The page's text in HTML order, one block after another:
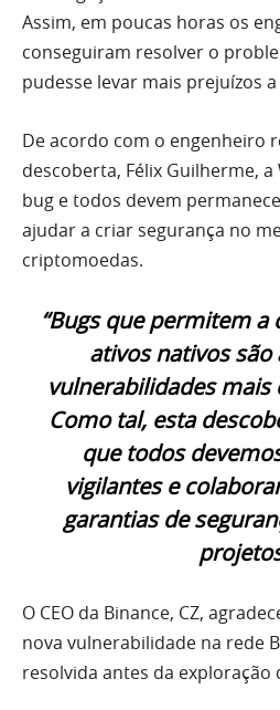
Assim, em poucas horas os
conseguiram resolver o
pudesse levar mais prejuízos
De acordo com o engenheiro
descoberta, Félix Guilherme, a
bug e todos devem
ajudar a criar segurança no
criptomoedas.
“Bugs que permitem
ativos nativos são
vulnerabilidades mais
Como tal, esta
que todos
vigilantes e
garantias de
O CEO da Binance, CZ,
nova vulnerabilidade na rede
resolvida antes da exploração